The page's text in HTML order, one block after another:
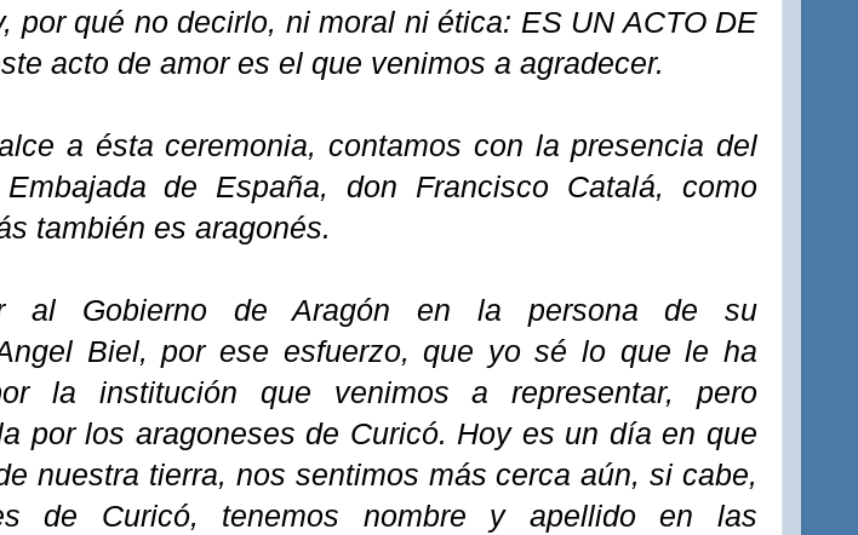
por qué no decirlo, ni moral ni ética: ES UN ACTO DE
acto de amor es el que venimos a agradecer.
a ésta ceremonia, contamos con la presencia del
de España, don Francisco Catalá, como
también es aragonés.
al Gobierno de Aragón en la persona de su
Biel, por ese esfuerzo, que yo sé lo que le ha
la institución que venimos a representar, pero
por los aragoneses de Curicó. Hoy es un día en que
nuestra tierra, nos sentimos más cerca aún, si cabe,
de Curicó, tenemos nombre y apellido en las